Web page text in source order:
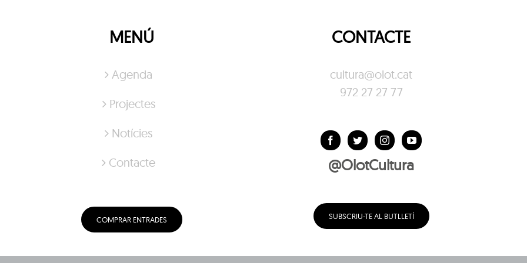
MENÚ
Agenda
Projectes
Notícies
Contacte
COMPRAR ENTRADES
CONTACTE
cultura@olot.cat
972 27 27 77
@OlotCultura
SUBSCRIU-TE AL BUTLLETÍ